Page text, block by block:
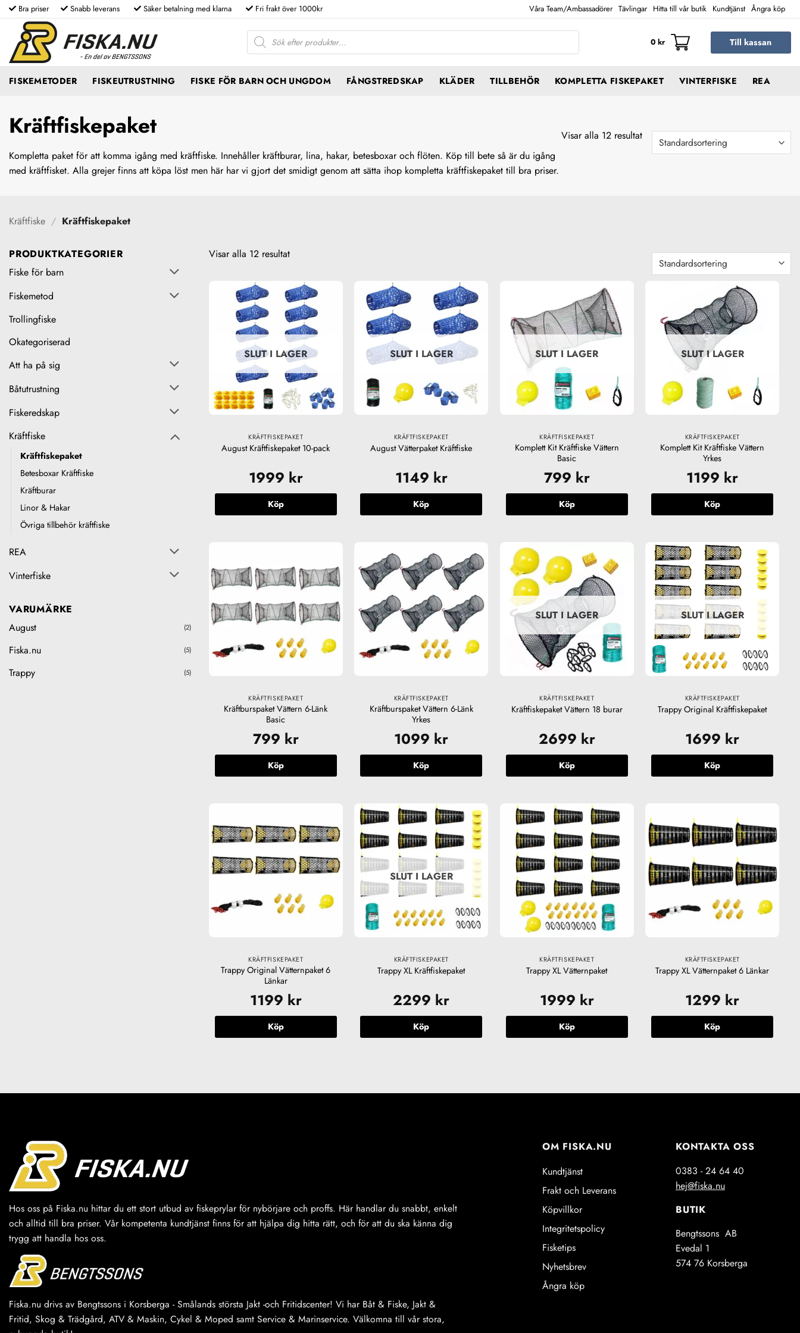
Skip
to
content
Bra priser Snabb leverans Säker betalning med klarna Fri frakt över 1000kr Våra Team/Ambassadörer Tävlingar Hitta till vår butik Kundtjänst Ångra köp
Produktsökning
0 kr Till kassan
FISKEMETODER FISKEUTRUSTNING FISKE FÖR BARN OCH UNGDOM FÅNGSTREDSKAP KLÄDER TILLBEHÖR KOMPLETTA FISKEPAKET VINTERFISKE REA
Kräftfiskepaket
Kompletta paket för att komma igång med kräftfiske. Innehåller kräftburar, lina, hakar, betesboxar och flöten. Köp till bete så är du igång
med kräftfisket. Alla grejer finns att köpa löst men här har vi gjort det smidigt genom att sätta ihop kompletta kräftfiskepaket till bra priser.
Visar alla 12 resultat
Kräftfiske / Kräftfiskepaket
PRODUKTKATEGORIER
Fiske för barn
Fiskemetod
Trollingfiske
Okategoriserad
Att ha på sig
Båtutrustning
Fiskeredskap
Kräftfiske
Kräftfiskepaket
Betesboxar Kräftfiske
Kräftburar
Linor & Hakar
Övriga tillbehör kräftfiske
REA
Vinterfiske
VARUMÄRKE
August
(2)
Fiska.nu (5)
Trappy (5)
Visar alla 12 resultat
SLUT I LAGER
KRÄFTFISKEPAKET
August Kräftfiskepaket 10-pack
1999 kr
Köp
SLUT I LAGER
KRÄFTFISKEPAKET
August Vätterpaket Kräftfiske
1149 kr
Köp
SLUT I LAGER
KRÄFTFISKEPAKET
Komplett Kit Kräftfiske Vättern
Basic
799 kr
Köp
SLUT I LAGER
KRÄFTFISKEPAKET
Komplett Kit Kräftfiske Vättern
Yrkes
1199 kr
Köp
KRÄFTFISKEPAKET
Kräftburspaket Vättern 6-Länk
Basic
799 kr
Köp
KRÄFTFISKEPAKET
Kräftburspaket Vättern 6-Länk
Yrkes
1099 kr
Köp
SLUT I LAGER
KRÄFTFISKEPAKET
Kräftfiskepaket Vättern 18 burar
2699 kr
Köp
SLUT I LAGER
KRÄFTFISKEPAKET
Trappy Original Kräftfiskepaket
1699 kr
Köp
KRÄFTFISKEPAKET
Trappy Original Vätternpaket 6
Länkar
1199 kr
Köp
SLUT I LAGER
KRÄFTFISKEPAKET
Trappy XL Kräftfiskepaket
2299 kr
Köp
KRÄFTFISKEPAKET
Trappy XL Vätternpaket
1999 kr
Köp
KRÄFTFISKEPAKET
Trappy XL Vätternpaket 6 Länkar
1299 kr
Köp
Hos oss på Fiska.nu hittar du ett stort utbud av fiskeprylar för nybörjare och proffs. Här handlar du snabbt, enkelt
och alltid till bra priser. Vår kompetenta kundtjänst finns för att hjälpa dig hitta rätt, och för att du ska känna dig
trygg att handla hos oss.
Fiska.nu drivs av Bengtssons i Korsberga - Smålands största Jakt -och Fritidscenter! Vi har Båt & Fiske, Jakt &
Fritid, Skog & Trädgård, ATV & Maskin, Cykel & Moped samt Service & Marinservice. Välkomna till vår stora,
OM FISKA.NU
Kundtjänst
Frakt och Leverans
Köpvillkor
Integritetspolicy
Fisketips
Nyhetsbrev
Ångra köp
KONTAKTA OSS
0383 - 24 64 40
hej@fiska.nu
BUTIK
Bengtssons AB
Evedal 1
574 76 Korsberga